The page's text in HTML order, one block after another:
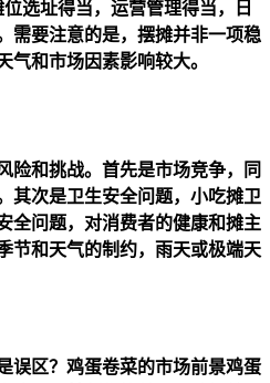
选址得当，运营管理得当，日
需要注意的是，摆摊并非一项稳
气和市场因素影响较大。
险和挑战。首先是市场竞争，同
其次是卫生安全问题，小吃摊卫
全问题，对消费者的健康和摊主
节和天气的制约，雨天或极端天
误区？鸡蛋卷菜的市场前景鸡蛋